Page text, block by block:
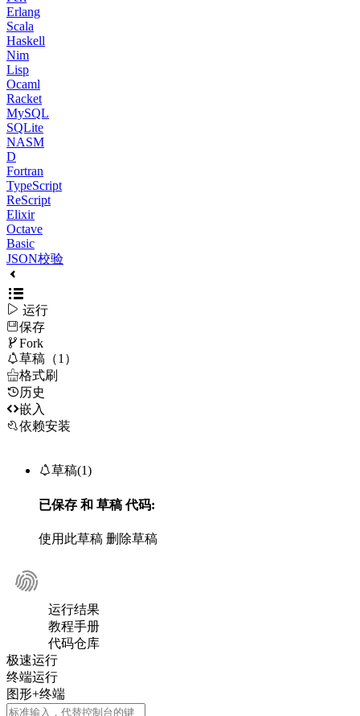
Erlang
Scala
Haskell
Nim
Lisp
Ocaml
Racket
MySQL
SQLite
NASM
D
Fortran
TypeScript
ReScript
Elixir
Octave
Basic
JSON校验
 运行
保存
Fork
草稿（1）
格式刷
历史
嵌入
依赖安装
草稿(1)
已保存 和 草稿代码:
使用此草稿 删除草稿
运行结果
教程手册
代码仓库
极速运行
终端运行
图形+终端